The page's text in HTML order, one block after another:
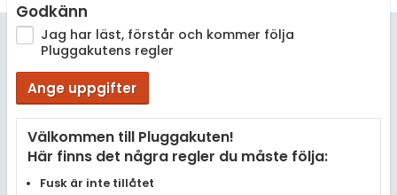
Godkänn
Jag har läst, förstår och kommer följa
Pluggakutens regler
Ange uppgifter
Välkommen till Pluggakuten!
Här finns det några regler du måste följa:
Fusk är inte tillåtet
Engelska
Ekonomi